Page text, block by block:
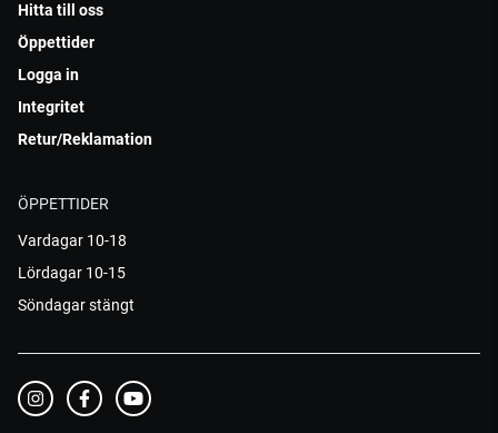
Hitta till oss
Öppettider
Logga in
Integritet
Retur/Reklamation
ÖPPETTIDER
Vardagar 10-18
Lördagar 10-15
Söndagar stängt